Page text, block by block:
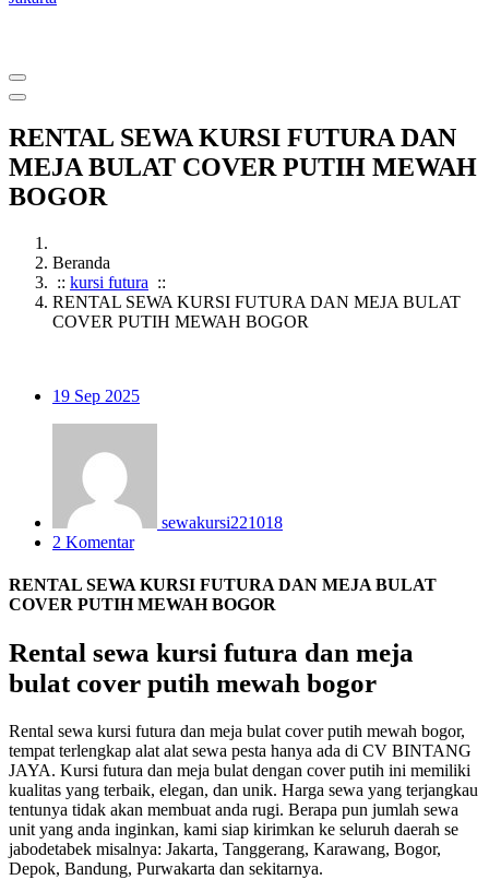
RENTAL SEWA KURSI FUTURA DAN
MEJA BULAT COVER PUTIH MEWAH
BOGOR
Beranda
:: kursi futura ::
RENTAL SEWA KURSI FUTURA DAN MEJA BULAT
COVER PUTIH MEWAH BOGOR
19 Sep 2025
sewakursi221018
2 Komentar
RENTAL SEWA KURSI FUTURA DAN MEJA BULAT
COVER PUTIH MEWAH BOGOR
Rental sewa kursi futura dan meja
bulat cover putih mewah bogor
Rental sewa kursi futura dan meja bulat cover putih mewah bogor,
tempat terlengkap alat alat sewa pesta hanya ada di CV BINTANG
JAYA. Kursi futura dan meja bulat dengan cover putih ini memiliki
kualitas yang terbaik, elegan, dan unik. Harga sewa yang terjangkau
tentunya tidak akan membuat anda rugi. Berapa pun jumlah sewa
unit yang anda inginkan, kami siap kirimkan ke seluruh daerah se
jabodetabek misalnya: Jakarta, Tanggerang, Karawang, Bogor,
Depok, Bandung, Purwakarta dan sekitarnya.